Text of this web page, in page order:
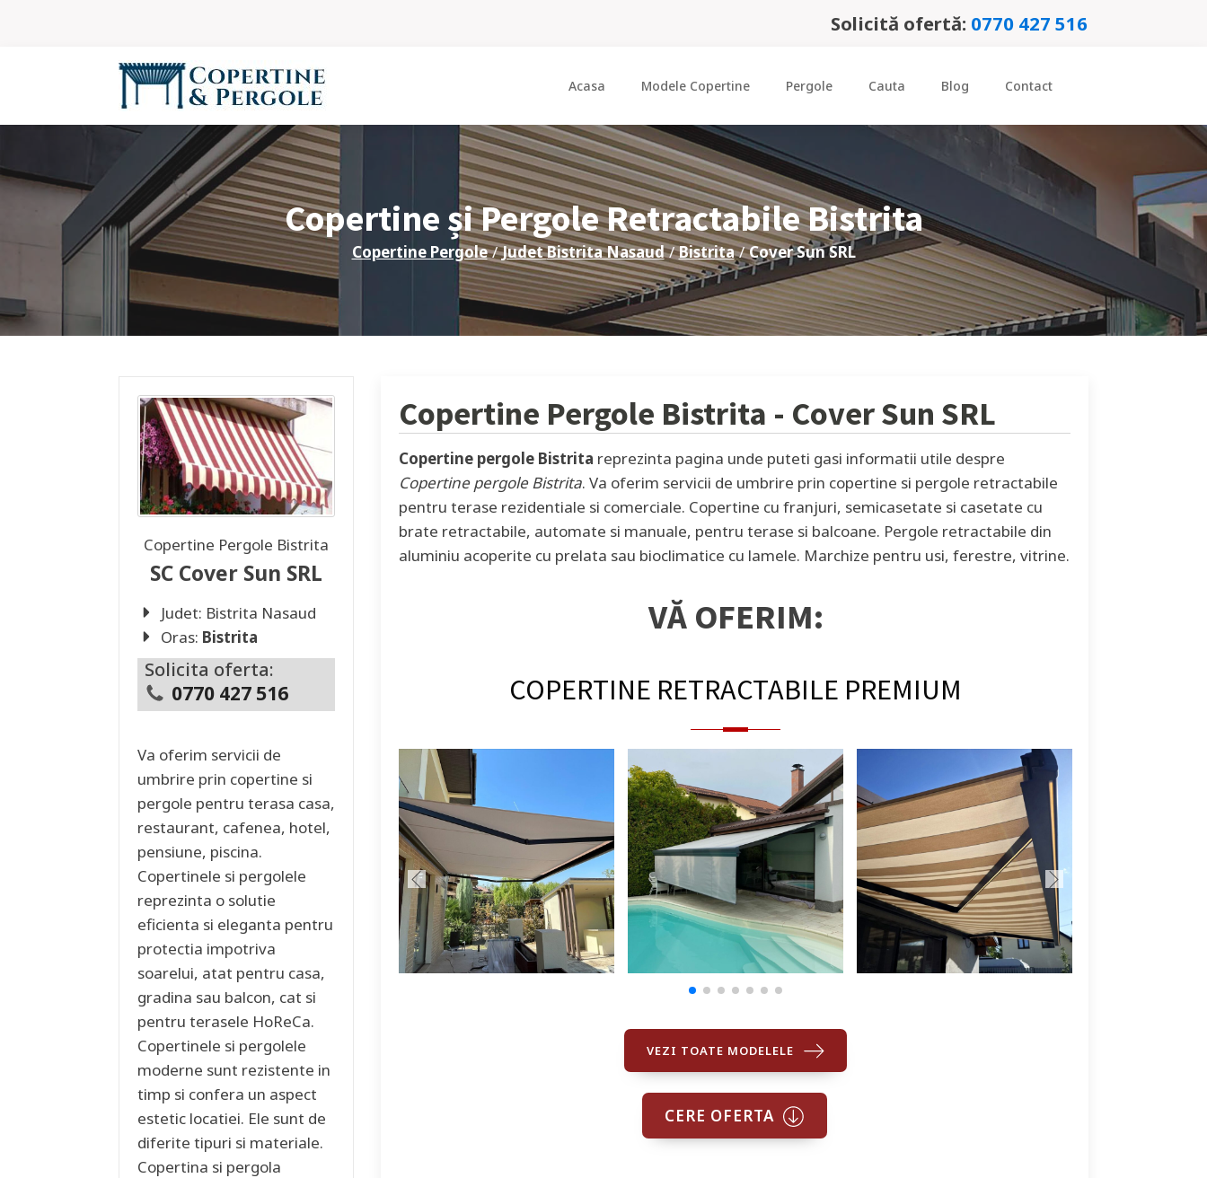
Solicită ofertă: 0770 427 516
Acasa Modele Copertine Pergole Cauta Blog Contact
Copertine și Pergole RetractabileBistrita
Copertine Pergole / JudetBistrita Nasaud / Bistrita / Cover Sun SRL
Copertine Pergole Bistrita
SC Cover Sun SRL
Judet: Bistrita Nasaud
Oras: Bistrita
Solicita oferta:
0770 427 516
Va oferim servicii de
umbrire prin copertine si
pergole pentru terasa casa,
restaurant, cafenea, hotel,
pensiune, piscina.
Copertinele si pergolele
reprezinta o solutie
eficienta si eleganta pentru
protectia impotriva
soarelui, atat pentru casa,
gradina sau balcon, cat si
pentru terasele HoReCa.
Copertinele si pergolele
moderne sunt rezistente in
timp si confera un aspect
estetic locatiei. Ele sunt de
diferite tipuri si materiale.
Copertina si pergola
Copertine Pergole Bistrita - Cover Sun SRL
Copertine pergole Bistrita reprezinta pagina unde puteti gasi informatii utile despre
Copertine pergole Bistrita. Va oferim servicii de umbrire prin copertine si pergole retractabile
pentru terase rezidentiale si comerciale. Copertine cu franjuri, semicasetate si casetate cu
brate retractabile, automate si manuale, pentru terase si balcoane. Pergole retractabile din
aluminiu acoperite cu prelata sau bioclimatice cu lamele. Marchize pentru usi, ferestre, vitrine.
VĂ OFERIM:
COPERTINE RETRACTABILE PREMIUM
VEZI TOATE MODELELE
CERE OFERTA